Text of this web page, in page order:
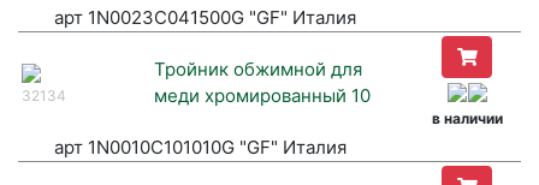
арт 1N0023C041500G "GF" Италия
32134
Тройник обжимной для
меди хромированный 10
в наличии
арт 1N0010C101010G "GF" Италия